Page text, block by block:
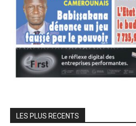
LES PLUS RECENTS